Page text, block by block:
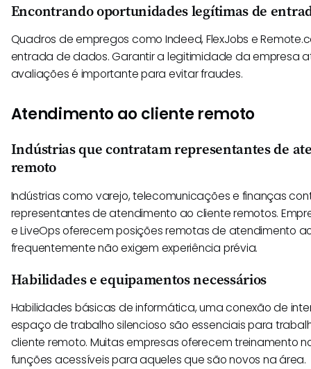
Encontrando oportunidades legítimas de
Quadros de empregos como Indeed, FlexJobs e
entrada de dados. Garantir a legitimidade da empresa
avaliações é importante para evitar fraudes.
Atendimento ao cliente remoto
Indústrias que contratam representantes de
remoto
Indústrias como varejo, telecomunicações e finanças
representantes de atendimento ao cliente remotos.
e LiveOps oferecem posições remotas de atendimento
frequentemente não exigem experiência prévia.
Habilidades e equipamentos necessários
Habilidades básicas de informática, uma conexão de
espaço de trabalho silencioso são essenciais para
cliente remoto. Muitas empresas oferecem treinamento
funções acessíveis para aqueles que são novos na área.